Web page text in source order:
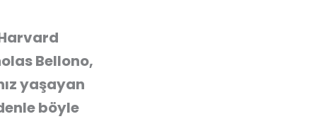
Bellono,
yaşayan
böyle